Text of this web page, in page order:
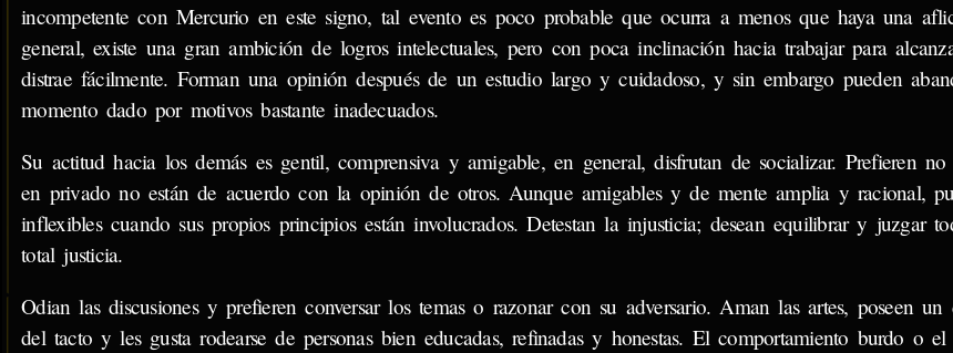
incompetente con Mercurio en este signo, tal evento es poco probable que ocurra a menos que haya una
general, existe una gran ambición de logros intelectuales, pero con poca inclinación hacia trabajar para
distrae fácilmente. Forman una opinión después de un estudio largo y cuidadoso, y sin embargo pueden
momento dado por motivos bastante inadecuados.
Su actitud hacia los demás es gentil, comprensiva y amigable, en general, disfrutan de socializar. Prefieren
en privado no están de acuerdo con la opinión de otros. Aunque amigables y de mente amplia y racional,
inflexibles cuando sus propios principios están involucrados. Detestan la injusticia; desean equilibrar y juzgar
total justicia.
Odian las discusiones y prefieren conversar los temas o razonar con su adversario. Aman las artes, poseen un
del tacto y les gusta rodearse de personas bien educadas, refinadas y honestas. El comportamiento burdo o el